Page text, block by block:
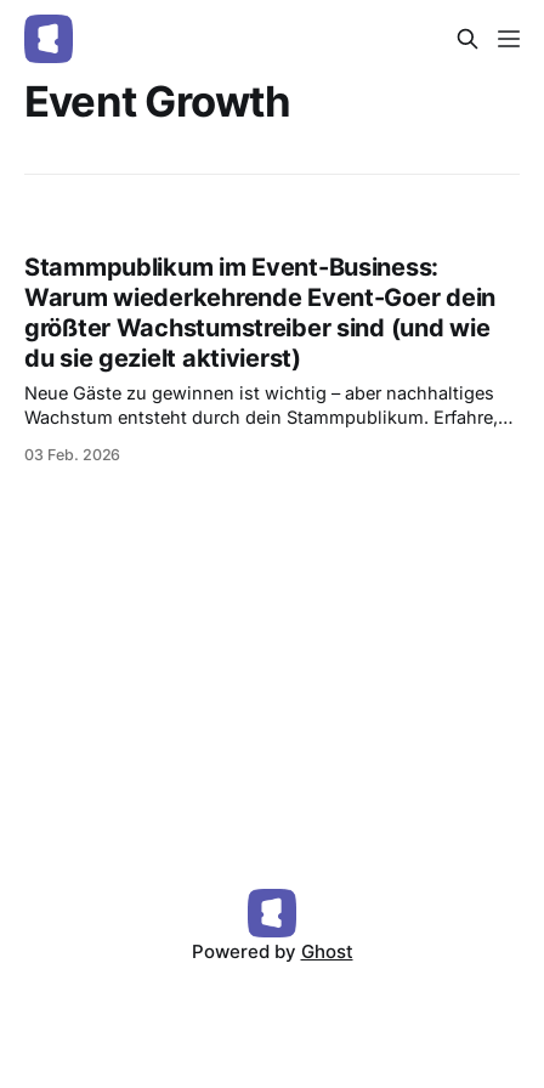
Event Growth
Stammpublikum im Event-Business:
Warum wiederkehrende Event-Goer dein
größter Wachstumstreiber sind (und wie
du sie gezielt aktivierst)
Neue Gäste zu gewinnen ist wichtig – aber nachhaltiges
Wachstum entsteht durch dein Stammpublikum. Erfahre,
Wachstumstreiber sind und wie du sie mit Entrello gezielt
03 Feb. 2026
Powered by Ghost